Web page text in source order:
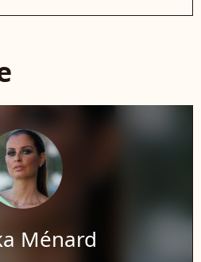
Ménard